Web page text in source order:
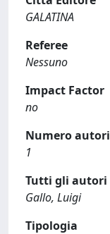
GALATINA
Referee
Nessuno
Impact Factor
no
Numero autori
1
Tutti gli autori
Gallo, Luigi
Tipologia